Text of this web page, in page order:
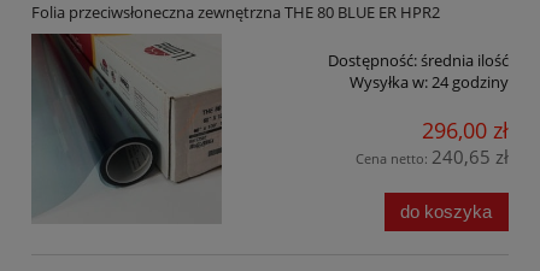
Folia przeciwsłoneczna zewnętrzna THE 80 BLUE ER HPR2
Dostępność:średnia ilość
Wysyłka w:24 godziny
296,00 zł
Cena netto: 240,65 zł
do koszyka